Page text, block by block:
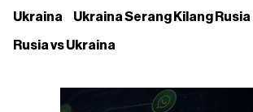
Ukraina Ukraina Serang Kilang Rusia
Rusia vs Ukraina